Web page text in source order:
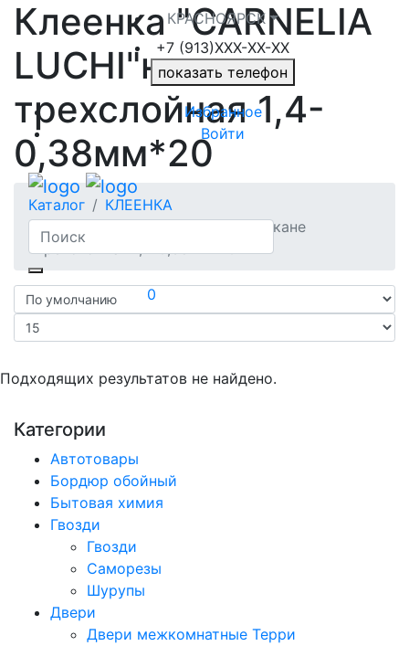
КРАСНОЯРСК
+7 (913)ХXX-ХХ-XX
показать телефон
Избранное
Войти
0
Клеенка "CARNELIA
LUCHI"на ткане
трехслойная 1,4-
0,38мм*20
Каталог
КЛЕЕНКА
Клеенка "CARNELIA LUCHI"на ткане
трехслойная 1,4-0,38мм*20
Подходящих результатов не найдено.
Категории
Автотовары
Бордюр обойный
Бытовая химия
Гвозди
Гвозди
Саморезы
Шурупы
Двери
Двери межкомнатные Терри